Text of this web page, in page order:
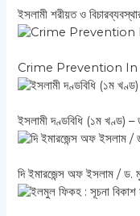
ইসলামী শরীয়ত ও
Crime Prevention In
ইসলামী দণ্ডবিধি (১ম খণ্ড)
দি ইমারজেন্স অফ ইসলাম / ড.